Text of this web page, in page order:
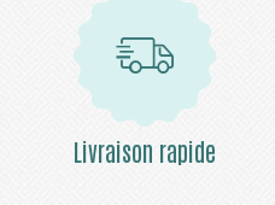
Livraison rapide